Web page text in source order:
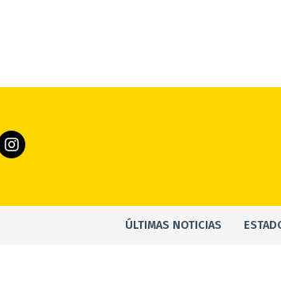
ÚLTIMAS NOTICIAS